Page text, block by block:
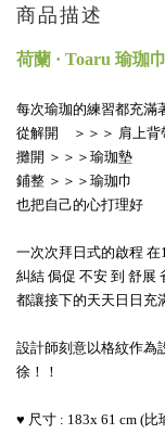
商品描述
荷蘭 · Toaru 瑜珈巾
每次瑜珈的練習都充滿
從解開　＞＞＞ 肩上背
攤開 ＞＞＞瑜珈墊
鋪整 ＞＞＞瑜珈巾
也把自己的心打理好
一次次拜日式的啟程 在
糾結 侷促 不安 到 舒展
都讓接下的天天日日充
設計師刻意以格紋作為
徐！！
♥ 尺寸 : 183x 61 cm (比